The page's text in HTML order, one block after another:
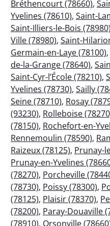
Bréthencourt (78660),
Yvelines (78610), Saint-
Saint-Illiers-le-Bois (78980)
Ville (78980), Saint-
Germain-en-Laye (78100),
de-la-Grange (78640),
Saint-Cyr-l’École (78210),
Yvelines (78730), Sailly
Seine (78710), Rosay
(93230), Rolleboise
(78150), Rochefort-en-
Rennemoulin (78590),
Raizeux (78125), Prunay-
Prunay-en-Yvelines
(78270), Porcheville
(78730), Poissy (78300),
(78125), Plaisir (78370),
(78200), Paray-Douaville
(78910), Orsonville